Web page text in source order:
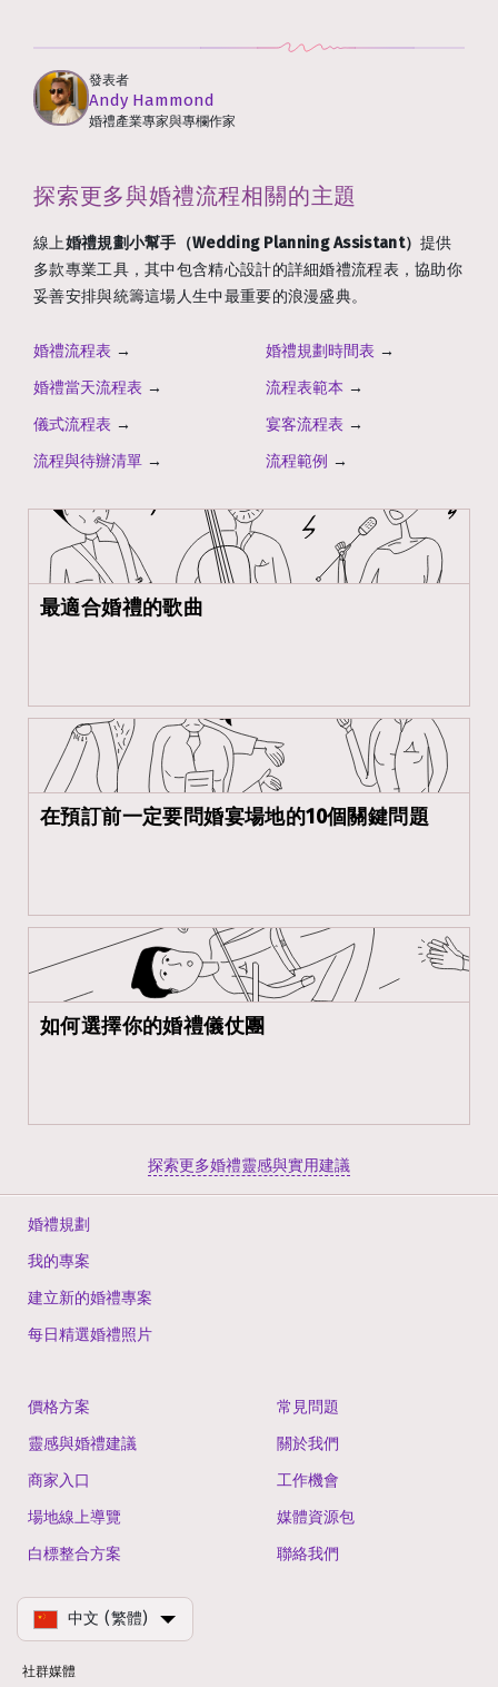
發表者
Andy Hammond
婚禮產業專家與專欄作家
探索更多與婚禮流程相關的主題
線上婚禮規劃小幫手（Wedding Planning Assistant）提供
多款專業工具，其中包含精心設計的詳細婚禮流程表，協助你
妥善安排與統籌這場人生中最重要的浪漫盛典。
婚禮流程表 → 婚禮規劃時間表 →
婚禮當天流程表 → 流程表範本 →
儀式流程表 → 宴客流程表 →
流程與待辦清單 → 流程範例 →
最適合婚禮的歌曲
在預訂前一定要問婚宴場地的10個關鍵問題
如何選擇你的婚禮儀仗團
探索更多婚禮靈感與實用建議
婚禮規劃
我的專案
建立新的婚禮專案
每日精選婚禮照片
價格方案
靈感與婚禮建議
商家入口
場地線上導覽
白標整合方案
常見問題
關於我們
工作機會
媒體資源包
聯絡我們
中文 (繁體)
社群媒體